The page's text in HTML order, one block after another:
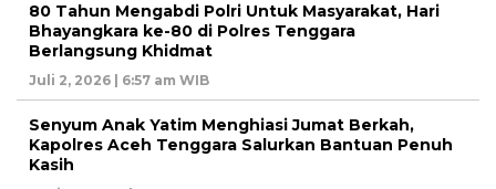
80 Tahun Mengabdi Polri Untuk Masyarakat, Hari
Bhayangkara ke-80 di Polres Tenggara
Berlangsung Khidmat
Juli 2, 2026 | 6:57 am WIB
Senyum Anak Yatim Menghiasi Jumat Berkah,
Kapolres Aceh Tenggara Salurkan Bantuan Penuh
Kasih